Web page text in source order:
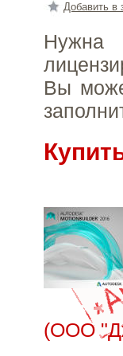
Добавить в
Вы
(ООО